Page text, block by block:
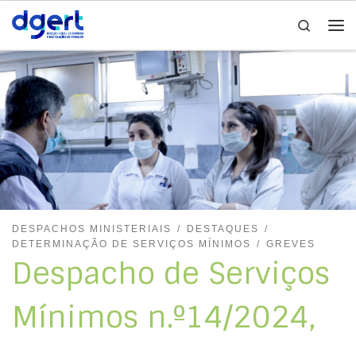
Skip to content
Search
DESPACHOS MINISTERIAIS
DESTAQUES
DETERMINAÇÃO DE SERVIÇOS MÍNIMOS
GREVES
Despacho de Serviços
Mínimos n.º14/2024,